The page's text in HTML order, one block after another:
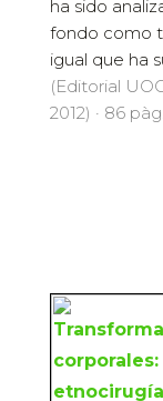
ha sido
fondo como
igual que ha
(Editorial
2012) · 86